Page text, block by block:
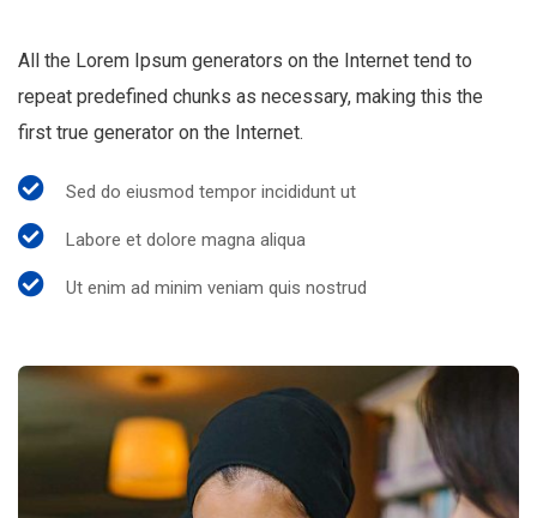
All the Lorem Ipsum generators on the Internet tend to
repeat predefined chunks as necessary, making this the
first true generator on the Internet.
Sed do eiusmod tempor incididunt ut
Labore et dolore magna aliqua
Ut enim ad minim veniam quis nostrud